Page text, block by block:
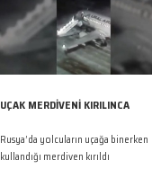
UÇAK MERDİVENİ KIRILINCA
Rusya’da yolcuların uçağa binerken
kullandığı merdiven kırıldı